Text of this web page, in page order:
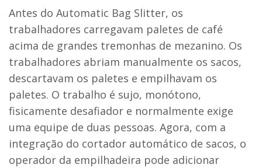
Antes do Automatic Bag Slitter, os
trabalhadores carregavam paletes de café
acima de grandes tremonhas de mezanino. Os
trabalhadores abriam manualmente os sacos,
descartavam os paletes e empilhavam os
paletes. O trabalho é sujo, monótono,
fisicamente desafiador e normalmente exige
uma equipe de duas pessoas. Agora, com a
integração do cortador automático de sacos, o
operador da empilhadeira pode adicionar